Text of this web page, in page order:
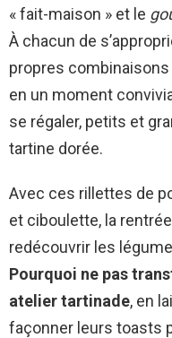
« fait-maison » et le
À chacun de
propres
en un moment
se régaler, petits et
tartine dorée.
Avec ces rillettes de
et ciboulette, la
redécouvrir les
Pourquoi ne pas
atelier tartinade, en
façonner leurs toasts